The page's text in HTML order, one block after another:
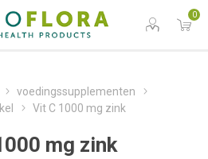
0
voedingssupplementen
Vit C 1000 mg zink
mg zink